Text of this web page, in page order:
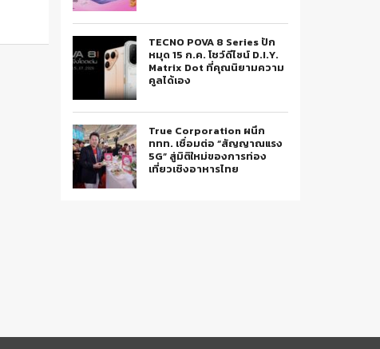
TECNO POVA 8 Series ปัก
หมุด 15 ก.ค. โชว์ดีไซน์ D.I.Y.
Matrix Dot ที่คุณนิยามความ
คูลได้เอง
True Corporation ผนึก
ททท. เชื่อมต่อ “สัญญาณแรง
5G” สู่มิติใหม่ของการท่อง
เที่ยวเชิงอาหารไทย